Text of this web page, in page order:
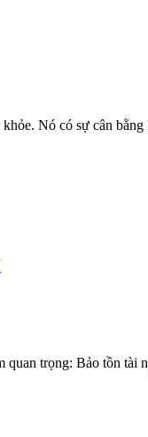
Nó có sự cân
trọng: Bảo tồn